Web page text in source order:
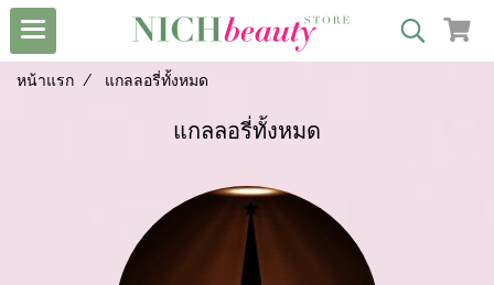
หน้าแรก แกลลอรี่ทั้งหมด
แกลลอรี่ทั้งหมด